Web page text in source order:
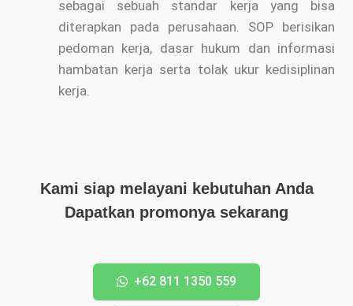
sebagai sebuah standar kerja yang bisa
diterapkan pada perusahaan. SOP berisikan
pedoman kerja, dasar hukum dan informasi
hambatan kerja serta tolak ukur kedisiplinan
kerja.
Kami siap melayani kebutuhan Anda
Dapatkan promonya sekarang
+62 811 1350 559